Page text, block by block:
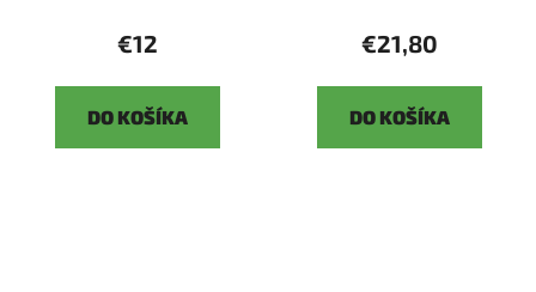
€12
DO KOŠÍKA
€21,80
DO KOŠÍKA